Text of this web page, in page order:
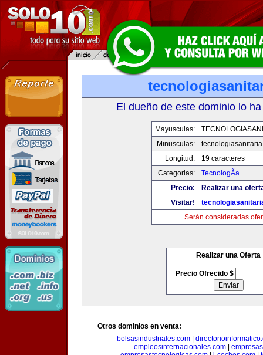
El dueño de este dominio lo
Mayusculas:
Minusculas:
Longitud:
19 caracteres
Categorias:
TecnologÃ­a
Precio:
Realizar una
Visitar!
Serán consideradas
Realizar una Oferta
Precio Ofrecido $
Otros dominios en venta:
bolsasindustriales.com
empleosinternacionales.com